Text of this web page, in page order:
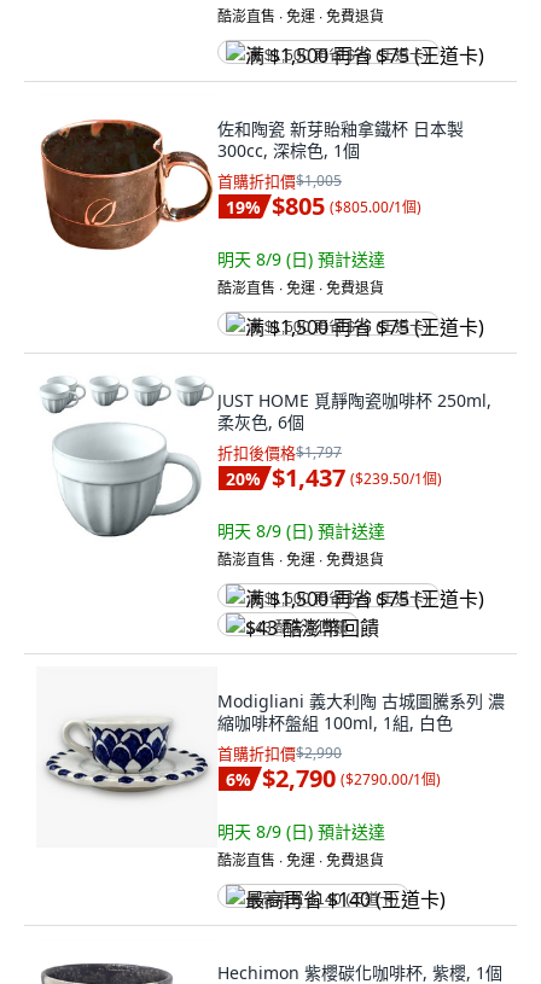
酷澎直售 ∙ 免運 ∙ 免費退貨
满 $1,500 再省 $75 (王道卡)
佐和陶瓷 新芽貽釉拿鐵杯 日本製
300cc, 深棕色, 1個
首購折扣價$1,005
19% $805 ($805.00/1個)
明天 8/9 (日) 預計送達
酷澎直售 ∙ 免運 ∙ 免費退貨
满 $1,500 再省 $75 (王道卡)
JUST HOME 覓靜陶瓷咖啡杯 250ml,
柔灰色, 6個
折扣後價格$1,797
20% $1,437 ($239.50/1個)
明天 8/9 (日) 預計送達
酷澎直售 ∙ 免運 ∙ 免費退貨
满 $1,500 再省 $75 (王道卡)
$43 酷澎幣回饋
Modigliani 義大利陶 古城圖騰系列 濃
縮咖啡杯盤組 100ml, 1組, 白色
首購折扣價$2,990
6% $2,790 ($2790.00/1個)
明天 8/9 (日) 預計送達
酷澎直售 ∙ 免運 ∙ 免費退貨
最高再省 $140 (王道卡)
Hechimon 紫櫻碳化咖啡杯, 紫櫻, 1個